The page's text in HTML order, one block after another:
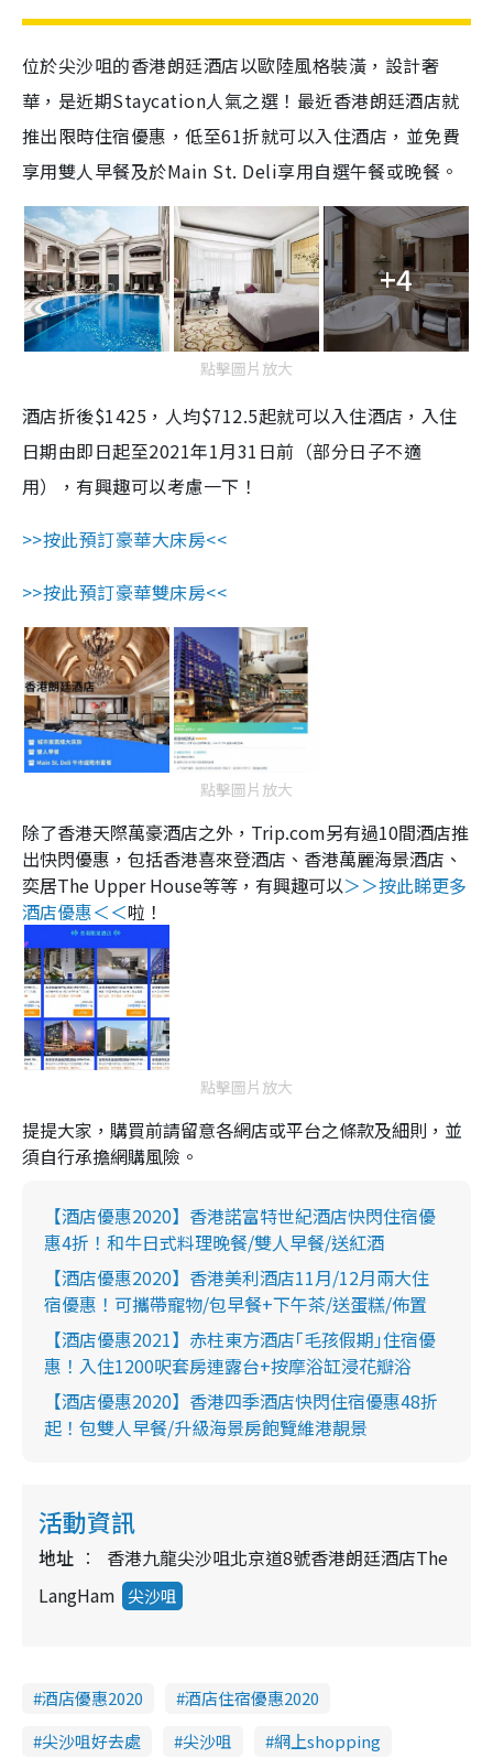
位於尖沙咀的香港朗廷酒店以歐陸風格裝潢，設計奢
華，是近期Staycation人氣之選！最近香港朗廷酒店就
推出限時住宿優惠，低至61折就可以入住酒店，並免費
享用雙人早餐及於Main St. Deli享用自選午餐或晚餐。
+4
點擊圖片放大
酒店折後$1425，人均$712.5起就可以入住酒店，入住
日期由即日起至2021年1月31日前（部分日子不適
用），有興趣可以考慮一下！
>>按此預訂豪華大床房<<
>>按此預訂豪華雙床房<<
點擊圖片放大
除了香港天際萬豪酒店之外， Trip.com另有過10間酒店推
出快閃優惠，包括香港喜來登酒店、香港萬麗海景酒店、
奕居The Upper House等等，有興趣可以＞＞按此睇更多
酒店優惠＜＜啦！
點擊圖片放大
提提大家，購買前請留意各網店或平台之條款及細則，並
須自行承擔網購風險。
【酒店優惠2020】香港諾富特世紀酒店快閃住宿優
惠4折！和牛日式料理晚餐/雙人早餐/送紅酒
【酒店優惠2020】香港美利酒店11月/12月兩大住
宿優惠！可攜帶寵物/包早餐+下午茶/送蛋糕/佈置
【酒店優惠2021】赤柱東方酒店｢毛孩假期｣住宿優
惠！入住1200呎套房連露台+按摩浴缸浸花瓣浴
【酒店優惠2020】香港四季酒店快閃住宿優惠48折
起！包雙人早餐/升級海景房飽覽維港靚景
活動資訊
地址
香港九龍尖沙咀北京道8號香港朗廷酒店The
LangHam 尖沙咀
酒店優惠2020
酒店住宿優惠2020
尖沙咀好去處
尖沙咀 網上shopping